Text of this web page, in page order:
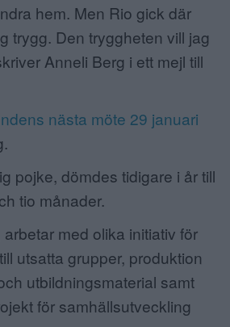
hem. Men Rio gick där
trygg. Den tryggheten vill jag
Anneli Berg i ett mejl till
nästa möte 29 januari
pojke, dömdes tidigare i år till
tio månader.
med olika initiativ för
utsatta grupper, produktion
utbildningsmaterial samt
för samhällsutveckling